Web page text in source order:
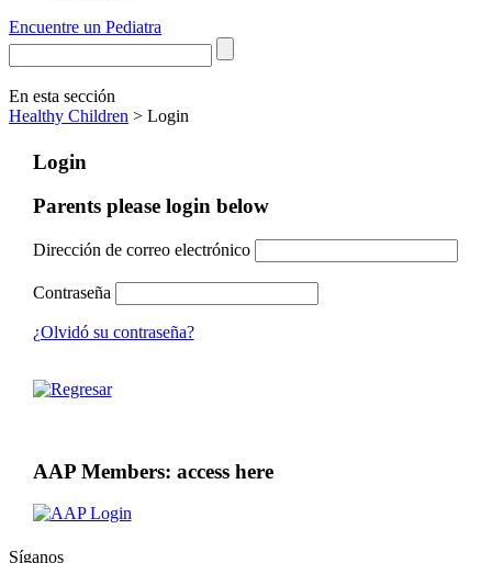
Encuentre un Pediatra
En esta sección
Healthy Children > Login
Login
Parents please login below
Dirección de correo electrónico
Contraseña
¿Olvidó su contraseña?
AAP Members: access here
Síganos